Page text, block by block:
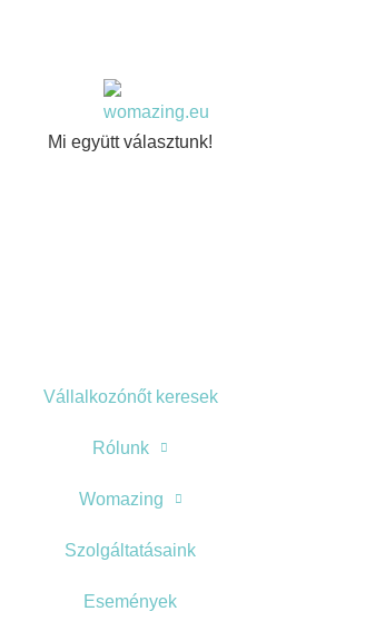
Mi együtt választunk!
Vállalkozónőt keresek
Rólunk
Womazing
Szolgáltatásaink
Események